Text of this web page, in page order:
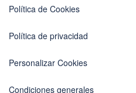
Política de Cookies
Política de privacidad
Personalizar Cookies
Condiciones generales